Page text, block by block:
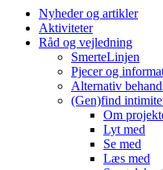
Nyheder og artikler
Aktiviteter
Råd og vejledning
SmerteLinjen
Pjecer og
Alternativ
(Gen)find
Om
Lyt med
Se med
Læs med